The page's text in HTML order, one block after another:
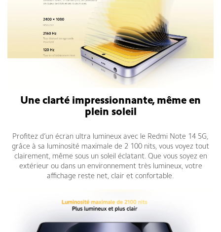
Une clarté impressionnante, même en
plein soleil
Profitez d’un écran ultra lumineux avec le Redmi Note 14 5G,
grâce à sa luminosité maximale de 2 100 nits, vous voyez tout
clairement, même sous un soleil éclatant. Que vous soyez en
extérieur ou dans un environnement très lumineux, votre
affichage reste net, clair et confortable.